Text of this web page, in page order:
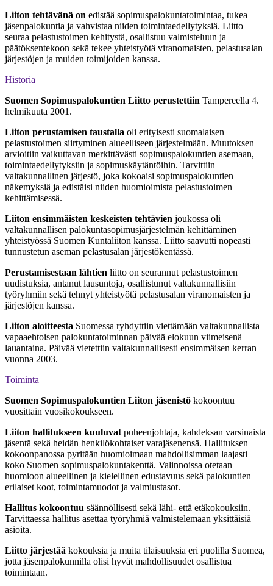
Liiton tehtävänä on edistää sopimuspalokuntatoimintaa, tukea
jäsenpalokuntia ja vahvistaa niiden toimintaedellytyksiä. Liitto
seuraa pelastustoimen kehitystä, osallistuu valmisteluun ja
päätöksentekoon sekä tekee yhteistyötä viranomaisten, pelastusalan
järjestöjen ja muiden toimijoiden kanssa.
Historia
Suomen Sopimuspalokuntien Liitto perustettiin Tampereella 4.
helmikuuta 2001.
Liiton perustamisen taustalla oli erityisesti suomalaisen
pelastustoimen siirtyminen alueelliseen järjestelmään. Muutoksen
arvioitiin vaikuttavan merkittävästi sopimuspalokuntien asemaan,
toimintaedellytyksiin ja sopimuskäytäntöihin. Tarvittiin
valtakunnallinen järjestö, joka kokoaisi sopimuspalokuntien
näkemyksiä ja edistäisi niiden huomioimista pelastustoimen
kehittämisessä.
Liiton ensimmäisten keskeisten tehtävien joukossa oli
valtakunnallisen palokuntasopimusjärjestelmän kehittäminen
yhteistyössä Suomen Kuntaliiton kanssa. Liitto saavutti nopeasti
tunnustetun aseman pelastusalan järjestökentässä.
Perustamisestaan lähtien liitto on seurannut pelastustoimen
uudistuksia, antanut lausuntoja, osallistunut valtakunnallisiin
työryhmiin sekä tehnyt yhteistyötä pelastusalan viranomaisten ja
järjestöjen kanssa.
Liiton aloitteesta Suomessa ryhdyttiin viettämään valtakunnallista
vapaaehtoisen palokuntatoiminnan päivää elokuun viimeisenä
lauantaina. Päivää vietettiin valtakunnallisesti ensimmäisen kerran
vuonna 2003.
Toiminta
Suomen Sopimuspalokuntien Liiton jäsenistö kokoontuu
vuosittain vuosikokoukseen.
Liiton hallitukseen kuuluvat puheenjohtaja, kahdeksan varsinaista
jäsentä sekä heidän henkilökohtaiset varajäsenensä. Hallituksen
kokoonpanossa pyritään huomioimaan mahdollisimman laajasti
koko Suomen sopimuspalokuntakenttä. Valinnoissa otetaan
huomioon alueellinen ja kielellinen edustavuus sekä palokuntien
erilaiset koot, toimintamuodot ja valmiustasot.
Hallitus kokoontuu säännöllisesti sekä lähi- että etäkokouksiin.
Tarvittaessa hallitus asettaa työryhmiä valmistelemaan yksittäisiä
asioita.
Liitto järjestää kokouksia ja muita tilaisuuksia eri puolilla Suomea,
jotta jäsenpalokunnilla olisi hyvät mahdollisuudet osallistua
toimintaan.